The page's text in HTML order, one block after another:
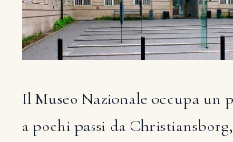
Il Museo Nazionale occupa un
a pochi passi da